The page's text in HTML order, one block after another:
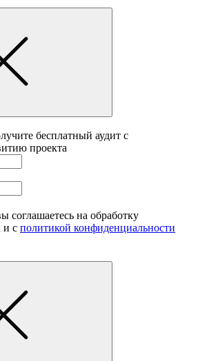
бесплатный аудит с
проекта
соглашаетесь на обработку
и с политикой конфиденциальности